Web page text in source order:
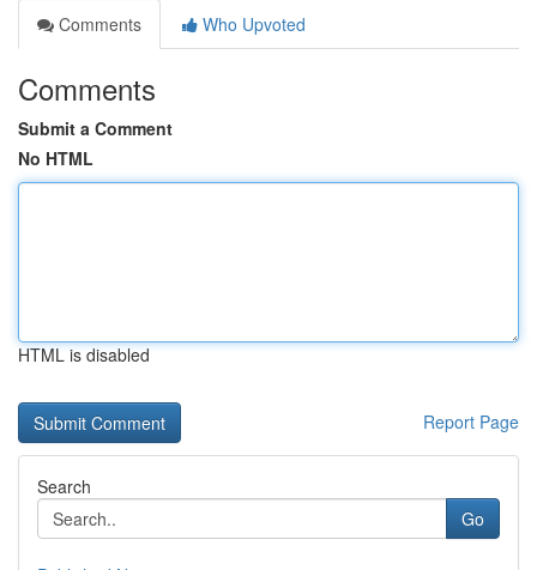
Comments
Who Upvoted
Comments
Submit a Comment
No HTML
HTML is disabled
Report Page
Search
Go